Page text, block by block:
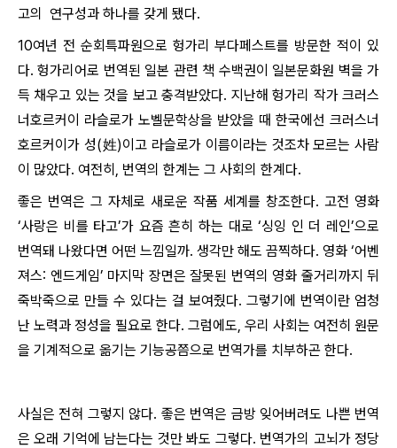
고의 연구성과 하나를 갖게 됐다.
10여년 전 순회특파원으로 헝가리 부다페스트를 방문한 적이 있
다. 헝가리어로 번역된 일본 관련 책 수백권이 일본문화원 벽을 가
득 채우고 있는 것을 보고 충격받았다. 지난해 헝가리 작가 크러스
너호르커이 라슬로가 노벨문학상을 받았을 때 한국에선 크러스너
호르커이가 성(姓)이고 라슬로가 이름이라는 것조차 모르는 사람
이 많았다. 여전히, 번역의 한계는 그 사회의 한계다.
좋은 번역은 그 자체로 새로운 작품 세계를 창조한다. 고전 영화
‘사랑은 비를 타고’가 요즘 흔히 하는 대로 ‘싱잉 인 더 레인’으로
번역돼 나왔다면 어떤 느낌일까. 생각만 해도 끔찍하다. 영화 ‘어벤
져스: 엔드게임’ 마지막 장면은 잘못된 번역의 영화 줄거리까지 뒤
죽박죽으로 만들 수 있다는 걸 보여줬다. 그렇기에 번역이란 엄청
난 노력과 정성을 필요로 한다. 그럼에도, 우리 사회는 여전히 원문
을 기계적으로 옮기는 기능공쯤으로 번역가를 치부하곤 한다.
사실은 전혀 그렇지 않다. 좋은 번역은 금방 잊어버려도 나쁜 번역
은 오래 기억에 남는다는 것만 봐도 그렇다. 번역가의 고뇌가 정당